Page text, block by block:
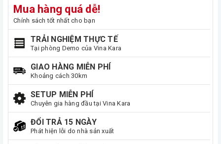
Mua hàng quá dễ!
Chính sách tốt nhất cho bạn
TRẢI NGHIỆM THỰC TẾ
Tại phòng Demo của Vina Kara
GIAO HÀNG MIỄN PHÍ
Khoảng cách 30km
SETUP MIỄN PHÍ
Chuyên gia hàng đầu tại Vina Kara
ĐỔI TRẢ 15 NGÀY
Phát hiện lỗi do nhà sản xuất